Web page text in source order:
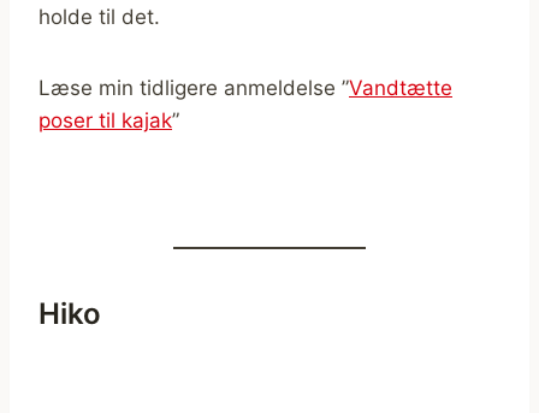
holde til det.
Læse min tidligere anmeldelse ”Vandtætte
poser til kajak”
Hiko